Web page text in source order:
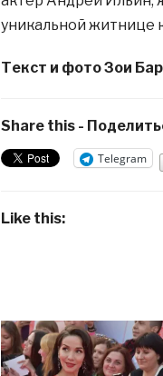
уникальной житнице
Текст и фото Зои
Share this -
Telegram
Like this: